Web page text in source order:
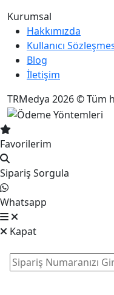
Kurumsal
Hakkımızda
Kullanıcı
Blog
İletişim
TRMedya 2026 © Tüm
Favorilerim
Sipariş Sorgula
Whatsapp
Kapat